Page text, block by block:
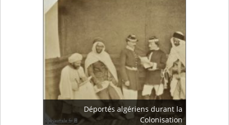
Déportés algériens durant la
Colonisation